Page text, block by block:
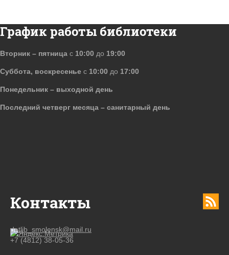
Контакты
detlib_smolensk@mail.ru
+7 (4812) 38-05-36
График работы библиотеки
Вторник – пятница с 10:00 до 19:00
Суббота, воскресенье с 10:00 до 17:00
Понедельник – выходной день
Последний четверг месяца – санитарный день